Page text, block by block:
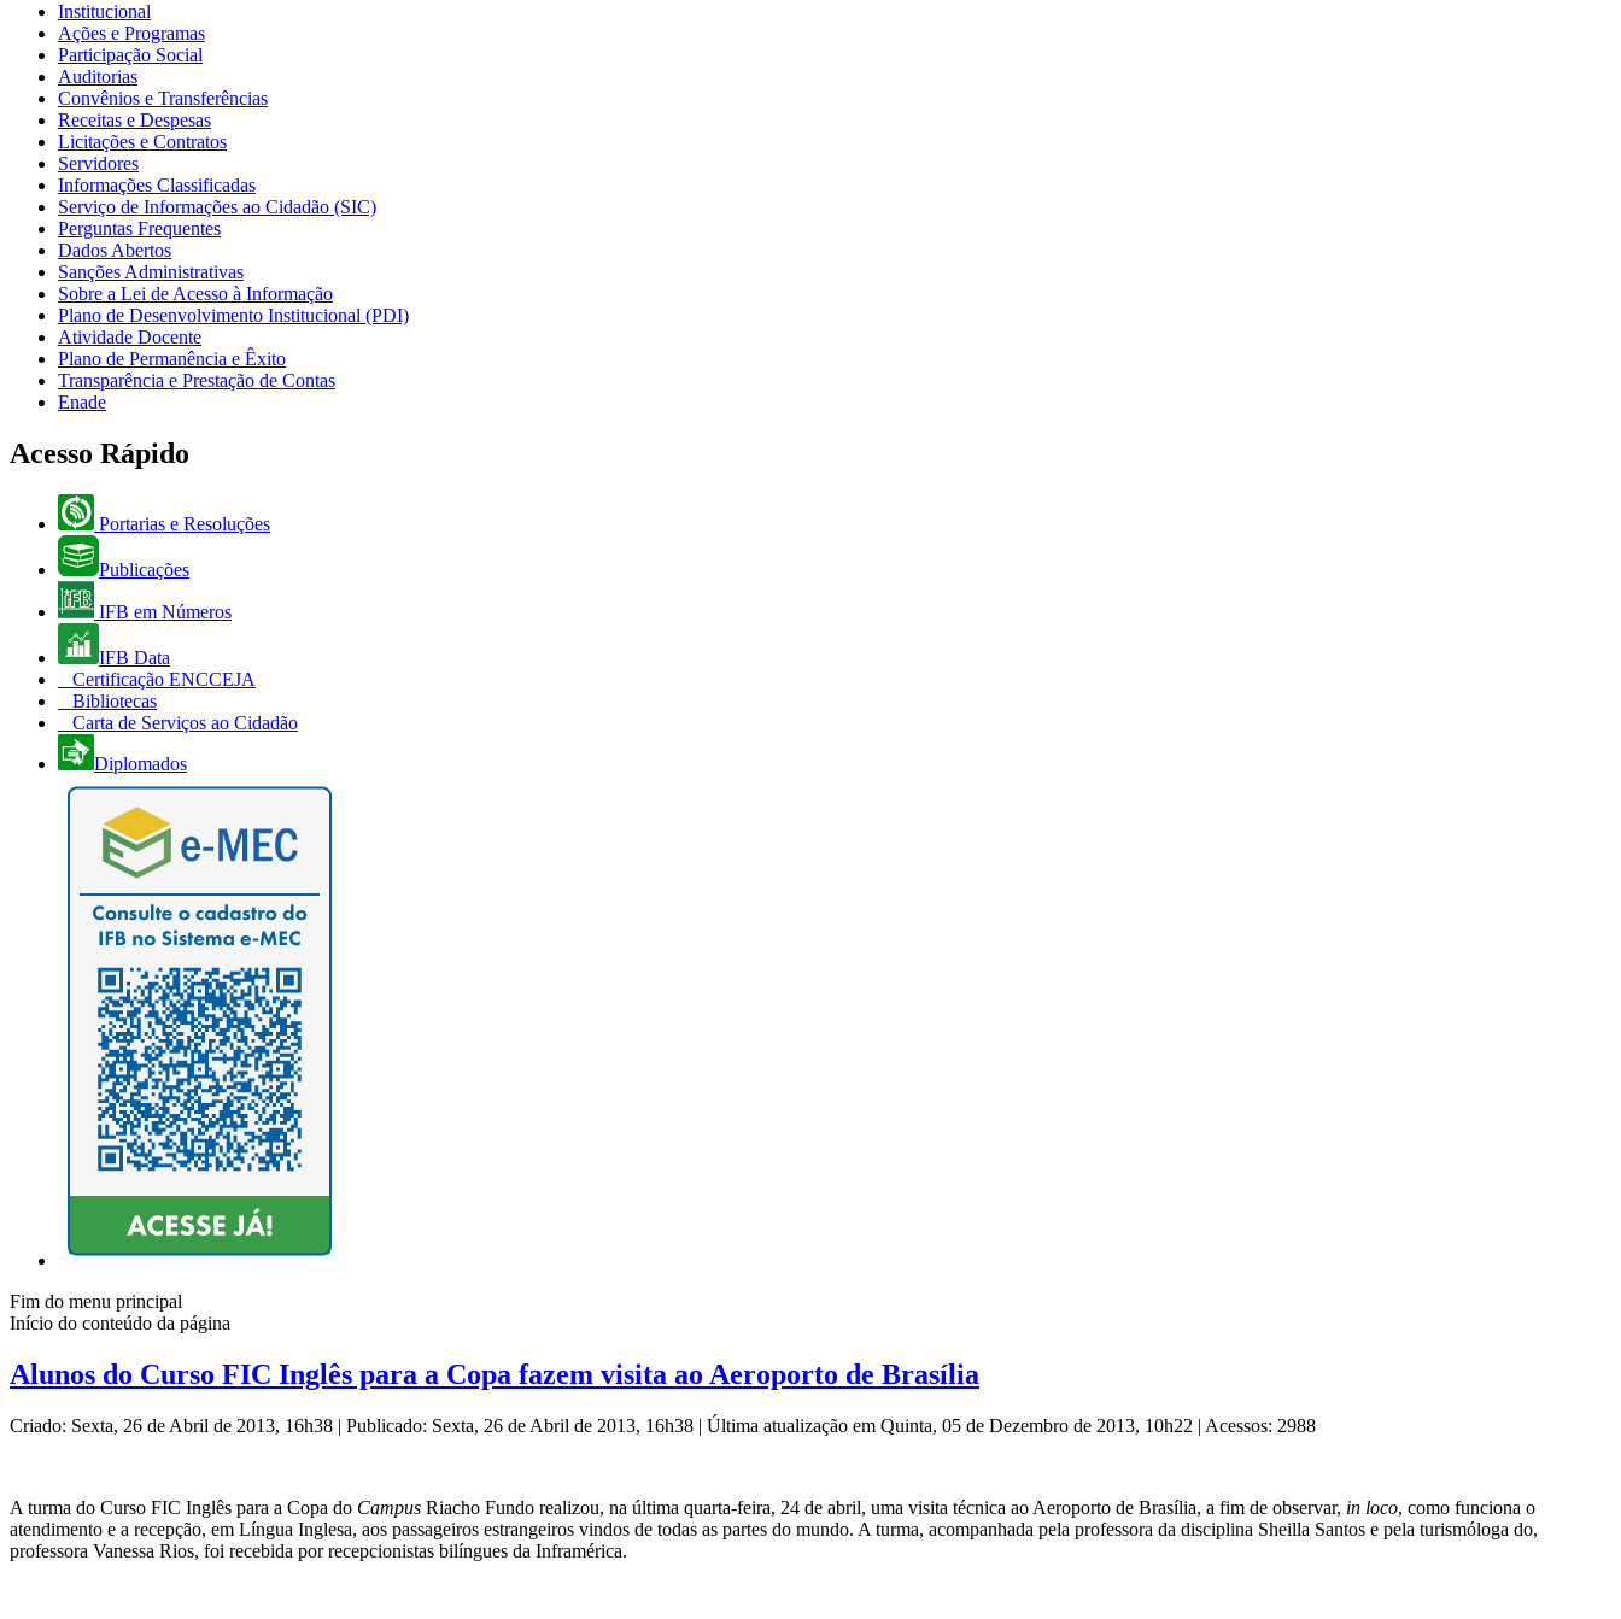
Institucional
Ações e Programas
Participação Social
Auditorias
Convênios e Transferências
Receitas e Despesas
Licitações e Contratos
Servidores
Informações Classificadas
Serviço de Informações ao Cidadão (SIC)
Perguntas Frequentes
Dados Abertos
Sanções Administrativas
Sobre a Lei de Acesso à Informação
Plano de Desenvolvimento Institucional (PDI)
Atividade Docente
Plano de Permanência e Êxito
Transparência e Prestação de Contas
Enade
Acesso Rápido
Portarias e Resoluções
Publicações
IFB em Números
IFB Data
Certificação ENCCEJA
Bibliotecas
Carta de Serviços ao Cidadão
Diplomados
Fim do menu principal
Início do conteúdo da página
Alunos do Curso FIC Inglês para a Copa fazem visita ao Aeroporto de Brasília
Criado: Sexta, 26 de Abril de 2013, 16h38 | Publicado: Sexta, 26 de Abril de 2013, 16h38 | Última atualização em Quinta, 05 de Dezembro de 2013, 10h22 | Acessos: 2988
A turma do Curso FIC Inglês para a Copa do Campus Riacho Fundo realizou, na última quarta-feira, 24 de abril, uma visita técnica ao Aeroporto de Brasília, a fim de observar, in loco, como funciona o
atendimento e a recepção, em Língua Inglesa, aos passageiros estrangeiros vindos de todas as partes do mundo. A turma, acompanhada pela professora da disciplina Sheilla Santos e pela turismóloga do,
professora Vanessa Rios, foi recebida por recepcionistas bilíngues da Inframérica.